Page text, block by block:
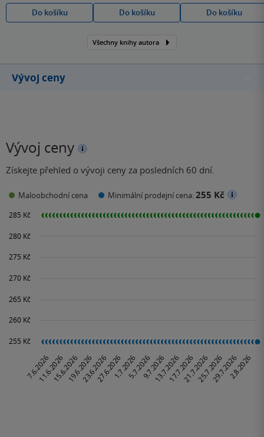
Do košíku
Do košíku
Do košíku
Všechny knihy autora
Vývoj ceny
Vývoj ceny
Získejte přehled o vývoji ceny za posledních 60 dní.
Maloobchodní cena Minimální prodejní cena:255 Kč